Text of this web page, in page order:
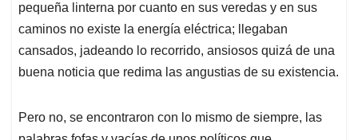
pequeña linterna por cuanto en sus veredas y en sus
caminos no existe la energía eléctrica; llegaban
cansados, jadeando lo recorrido, ansiosos quizá de una
buena noticia que redima las angustias de su existencia.
Pero no, se encontraron con lo mismo de siempre, las